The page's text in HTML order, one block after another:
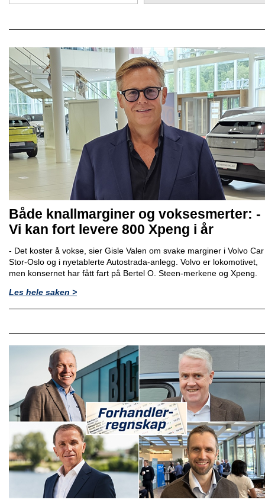
Både knallmarginer og voksesmerter: -
Vi kan fort levere 800 Xpeng i år
- Det koster å vokse, sier Gisle Valen om svake marginer i Volvo Car
Stor-Oslo og i nyetablerte Autostrada-anlegg. Volvo er lokomotivet,
men konsernet har fått fart på Bertel O. Steen-merkene og Xpeng.
Les hele saken >